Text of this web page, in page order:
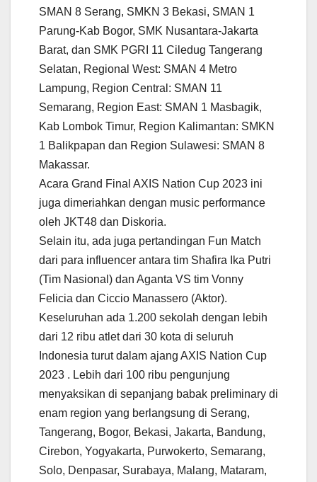
SMAN 8 Serang, SMKN 3 Bekasi, SMAN 1
Parung-Kab Bogor, SMK Nusantara-Jakarta
Barat, dan SMK PGRI 11 Ciledug Tangerang
Selatan, Regional West: SMAN 4 Metro
Lampung, Region Central: SMAN 11
Semarang, Region East: SMAN 1 Masbagik,
Kab Lombok Timur, Region Kalimantan: SMKN
1 Balikpapan dan Region Sulawesi: SMAN 8
Makassar.
Acara Grand Final AXIS Nation Cup 2023 ini
juga dimeriahkan dengan music performance
oleh JKT48 dan Diskoria.
Selain itu, ada juga pertandingan Fun Match
dari para influencer antara tim Shafira Ika Putri
(Tim Nasional) dan Aganta VS tim Vonny
Felicia dan Ciccio Manassero (Aktor).
Keseluruhan ada 1.200 sekolah dengan lebih
dari 12 ribu atlet dari 30 kota di seluruh
Indonesia turut dalam ajang AXIS Nation Cup
2023 . Lebih dari 100 ribu pengunjung
menyaksikan di sepanjang babak preliminary di
enam region yang berlangsung di Serang,
Tangerang, Bogor, Bekasi, Jakarta, Bandung,
Cirebon, Yogyakarta, Purwokerto, Semarang,
Solo, Denpasar, Surabaya, Malang, Mataram,